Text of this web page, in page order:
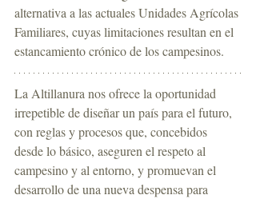
alternativa a las actuales Unidades Agrícolas
Familiares, cuyas limitaciones resultan en el
estancamiento crónico de los campesinos.
La Altillanura nos ofrece la oportunidad
irrepetible de diseñar un país para el futuro,
con reglas y procesos que, concebidos
desde lo básico, aseguren el respeto al
campesino y al entorno, y promuevan el
desarrollo de una nueva despensa para